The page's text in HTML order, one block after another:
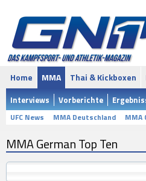
Home MMA
Interviews Vorberichte
Thai & Kickboxen
UFC News MMA Deutschland MMA
MMA German Top Ten